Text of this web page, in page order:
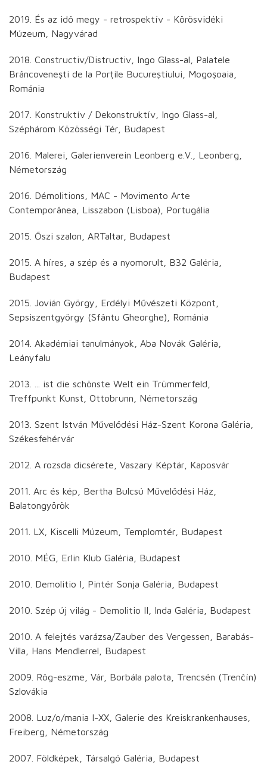
2019. És az idő megy - retrospektív - Körösvidéki
Múzeum, Nagyvárad
2018. Constructiv/Distructiv, Ingo Glass-al, Palatele
Brâncovenești de la Porțile Bucureștiului, Mogoșoaia,
Románia
2017. Konstruktív / Dekonstruktív, Ingo Glass-al,
Széphárom Közösségi Tér, Budapest
2016. Malerei, Galerienverein Leonberg e.V., Leonberg,
Németország
2016. Démolitions, MAC - Movimento Arte
Contemporânea, Lisszabon (Lisboa), Portugália
2015. Őszi szalon, ARTaltar, Budapest
2015. A híres, a szép és a nyomorult, B32 Galéria,
Budapest
2015. Jovián György, Erdélyi Művészeti Központ,
Sepsiszentgyörgy (Sfântu Gheorghe), Románia
2014. Akadémiai tanulmányok, Aba Novák Galéria,
Leányfalu
2013. ... ist die schönste Welt ein Trümmerfeld,
Treffpunkt Kunst, Ottobrunn, Németország
2013. Szent István Művelődési Ház-Szent Korona Galéria,
Székesfehérvár
2012. A rozsda dicsérete, Vaszary Képtár, Kaposvár
2011. Arc és kép, Bertha Bulcsú Művelődési Ház,
Balatongyörök
2011. LX, Kiscelli Múzeum, Templomtér, Budapest
2010. MÉG, Erlin Klub Galéria, Budapest
2010. Demolitio I, Pintér Sonja Galéria, Budapest
2010. Szép új világ - Demolitio II, Inda Galéria, Budapest
2010. A felejtés varázsa/Zauber des Vergessen, Barabás-
Villa, Hans Mendlerrel, Budapest
2009. Rög-eszme, Vár, Borbála palota, Trencsén (Trenčín)
Szlovákia
2008. Luz/o/mania I-XX, Galerie des Kreiskrankenhauses,
Freiberg, Németország
2007. Földképek, Társalgó Galéria, Budapest